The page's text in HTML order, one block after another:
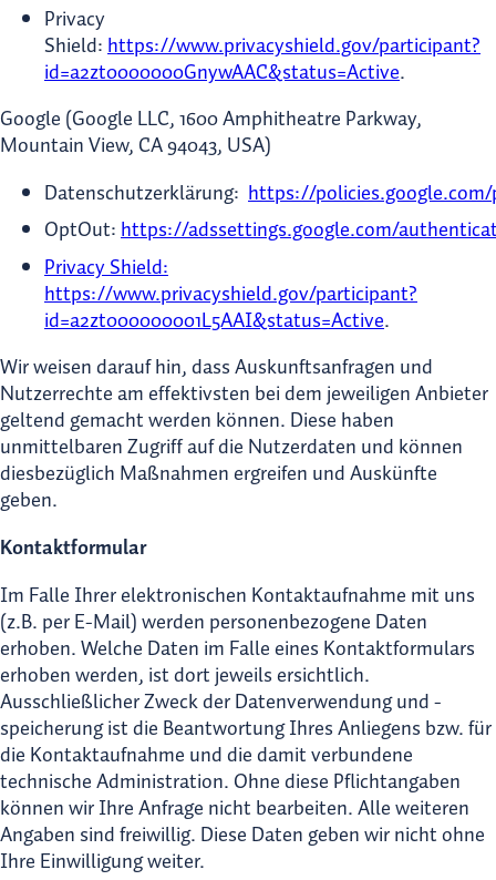
Privacy
Shield:https://www.privacyshield.gov/participant?
id=a2zt0000000GnywAAC&status=Active.
Google (Google LLC, 1600 Amphitheatre Parkway,
Mountain View, CA 94043, USA)
Datenschutzerklärung: https://
OptOut:https://adssettings.google.com/
Privacy Shield:
https://www.privacyshield.gov/participant?
id=a2zt000000001L5AAI&status=Active.
Wir weisen darauf hin, dass Auskunftsanfragen und
Nutzerrechte am effektivsten bei dem jeweiligen Anbieter
geltend gemacht werden können. Diese haben
unmittelbaren Zugriff auf die Nutzerdaten und können
diesbezüglich Maßnahmen ergreifen und Auskünfte
geben.
Kontaktformular
Im Falle Ihrer elektronischen Kontaktaufnahme mit uns
(z.B. per E-Mail) werden personenbezogene Daten
erhoben. Welche Daten im Falle eines Kontaktformulars
erhoben werden, ist dort jeweils ersichtlich.
Ausschließlicher Zweck der Datenverwendung und -
speicherung ist die Beantwortung Ihres Anliegens bzw. für
die Kontaktaufnahme und die damit verbundene
technische Administration. Ohne diese Pflichtangaben
können wir Ihre Anfrage nicht bearbeiten. Alle weiteren
Angaben sind freiwillig. Diese Daten geben wir nicht ohne
Ihre Einwilligung weiter.